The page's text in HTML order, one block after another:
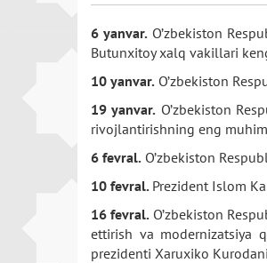
6 yanvar. O’zbekiston
Butunxitoy xalq vakillari
10 yanvar. O’zbekiston
19 yanvar. O’zbekiston
rivojlantirishning eng muhim
6 fevral. O’zbekiston
10 fevral. Prezident Islom
16 fevral. O’zbekiston
ettirish va modernizatsiya
prezidenti Xaruxiko